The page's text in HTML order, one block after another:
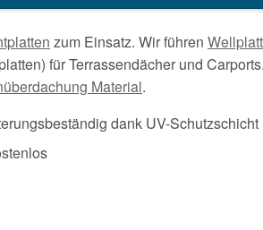
zum Einsatz. Wir führen
für Terrassendächer und
Material.
dank UV-Schutzschicht